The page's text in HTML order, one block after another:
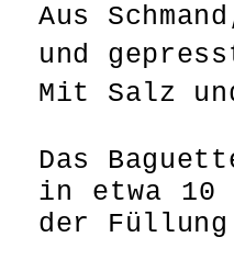
Aus
und
Mit Salz
Das
in etwa 10
der